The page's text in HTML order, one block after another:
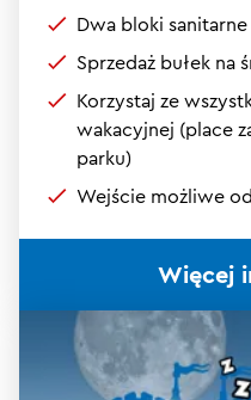
Dwa bloki
Sprzedaż bułek na
Korzystaj ze
wakacyjnej (place
parku)
Wejście możliwe
Więcej